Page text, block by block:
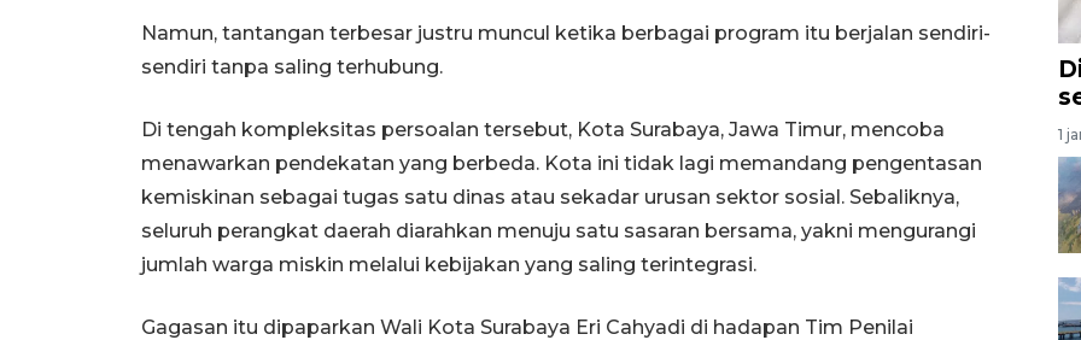
Namun, tantangan terbesar justru muncul ketika berbagai program itu berjalan sendiri-
sendiri tanpa saling terhubung.
Di tengah kompleksitas persoalan tersebut, Kota Surabaya, Jawa Timur, mencoba
menawarkan pendekatan yang berbeda. Kota ini tidak lagi memandang pengentasan
kemiskinan sebagai tugas satu dinas atau sekadar urusan sektor sosial. Sebaliknya,
seluruh perangkat daerah diarahkan menuju satu sasaran bersama, yakni mengurangi
jumlah warga miskin melalui kebijakan yang saling terintegrasi.
Gagasan itu dipaparkan Wali Kota Surabaya Eri Cahyadi di hadapan Tim Penilai
1